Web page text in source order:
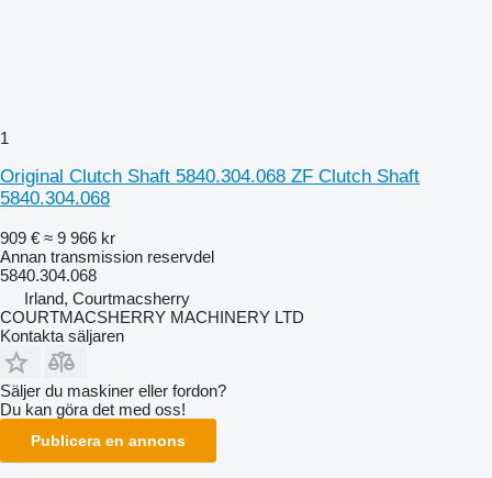
1
Original Clutch Shaft 5840.304.068 ZF Clutch Shaft
5840.304.068
909 € ≈ 9 966 kr
Annan transmission reservdel
5840.304.068
Irland, Courtmacsherry
COURTMACSHERRY MACHINERY LTD
Kontakta säljaren
Säljer du maskiner eller fordon?
Du kan göra det med oss!
Publicera en annons